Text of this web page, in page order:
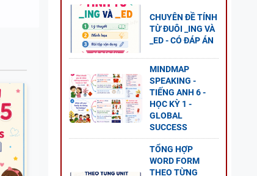
CHUYÊN ĐỀ TÍNH
TỪ ĐUÔI _ING VÀ
_ED - CÓ ĐÁP ÁN
MINDMAP
SPEAKING -
TIẾNG ANH 6 -
HỌC KỲ 1 -
GLOBAL
SUCCESS
TỔNG HỢP
WORD FORM
THEO TỪNG